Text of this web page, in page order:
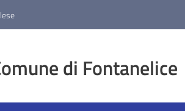
di Fontanelice